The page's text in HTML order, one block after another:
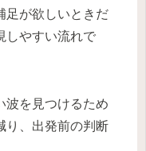
足が欲しいときだ
しやすい流れで
波を見つけるため
り、出発前の判断